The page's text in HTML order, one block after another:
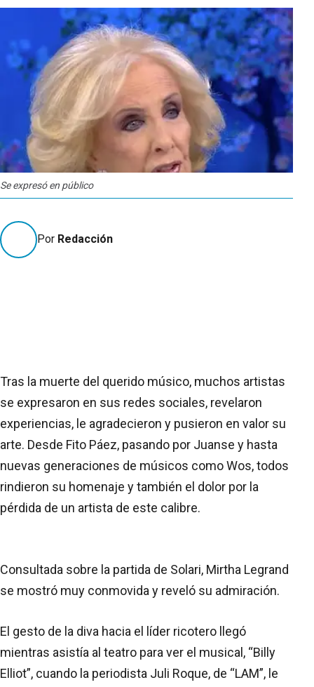
Se expresó en público
Por Redacción
Tras la muerte del querido músico, muchos artistas
se expresaron en sus redes sociales, revelaron
experiencias, le agradecieron y pusieron en valor su
arte. Desde Fito Páez, pasando por Juanse y hasta
nuevas generaciones de músicos como Wos, todos
rindieron su homenaje y también el dolor por la
pérdida de un artista de este calibre.
Consultada sobre la partida de Solari, Mirtha Legrand
se mostró muy conmovida y reveló su admiración.
El gesto de la diva hacia el líder ricotero llegó
mientras asistía al teatro para ver el musical, “Billy
Elliot”, cuando la periodista Juli Roque, de “LAM”, le